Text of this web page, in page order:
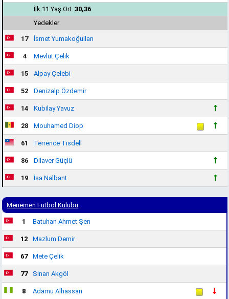
İlk 11 Yaş Ort. 30,36
Yedekler
17 İsmet Yumakoğulları
4 Mevlüt Çelik
15 Alpay Çelebi
52 Denizalp Özdemir
14 Kubilay Yavuz
28 Mouhamed Diop
61 Terrence Tisdell
86 Dilaver Güçlü
19 İsa Nalbant
Menemen Futbol Kulübü
1 Batuhan Ahmet Şen
12 Mazlum Demir
67 Mete Çelik
77 Sinan Akgöl
8 Adamu Alhassan